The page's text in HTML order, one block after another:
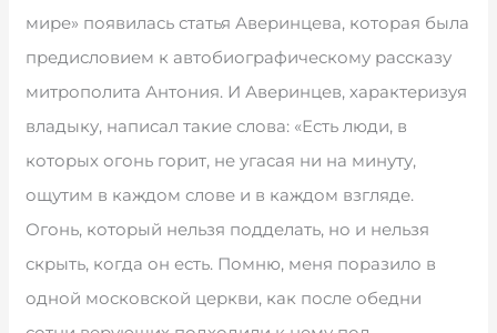
мире» появилась статья Аверинцева, которая была
предисловием к автобиографическому рассказу
митрополита Антония. И Аверинцев, характеризуя
владыку, написал такие слова: «Есть люди, в
которых огонь горит, не угасая ни на минуту,
ощутим в каждом слове и в каждом взгляде.
Огонь, который нельзя подделать, но и нельзя
скрыть, когда он есть. Помню, меня поразило в
одной московской церкви, как после обедни